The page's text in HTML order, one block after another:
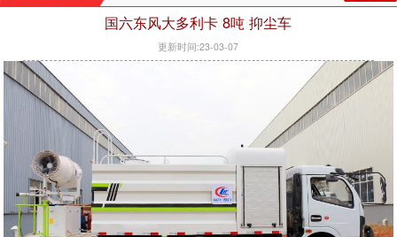
国六东风大多利卡 8吨 抑尘车
更新时间:23-03-07